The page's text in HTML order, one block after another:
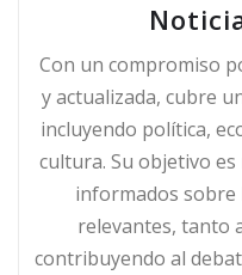
Con un compromiso
y actualizada, cubre
incluyendo política,
cultura. Su objetivo
informados sobre
relevantes, tanto
contribuyendo al